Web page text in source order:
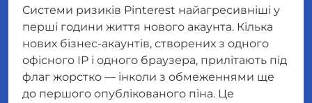
Системи ризиків Pinterest найагресивніші у
перші години життя нового акаунта. Кілька
нових бізнес-акаунтів, створених з одного
офісного IP і одного браузера, прилітають під
флаг жорстко — інколи з обмеженнями ще
до першого опублікованого піна. Це